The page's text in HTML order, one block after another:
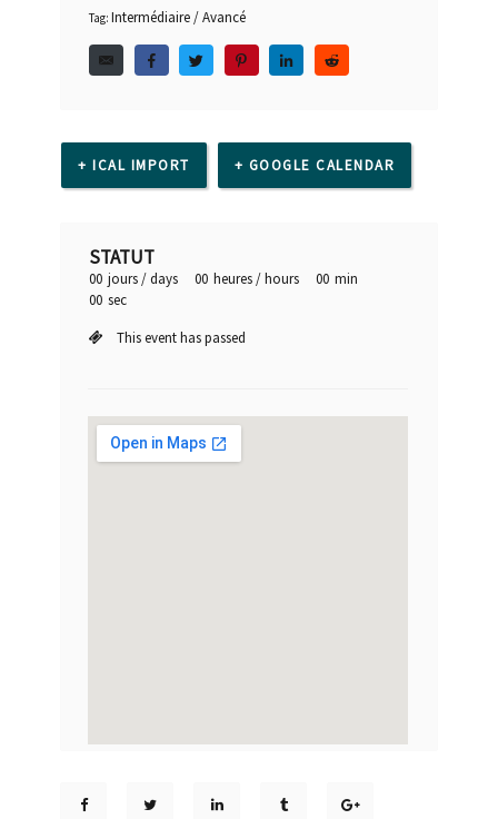
Tag: Intermédiaire / Avancé
+ ICAL IMPORT + GOOGLE CALENDAR
STATUT
00 jours / days 00 heures / hours 00 min
00 sec
This event has passed